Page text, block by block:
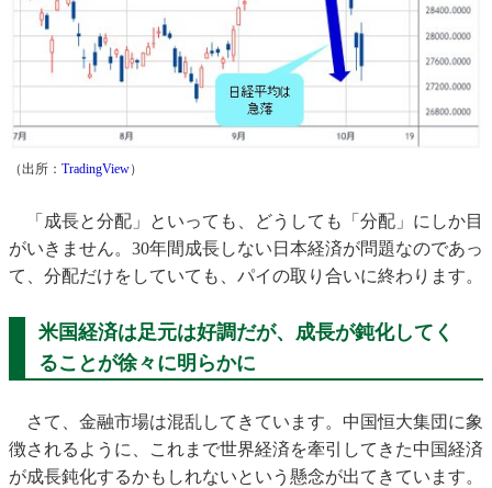
（出所： TradingView）
「成長と分配」といっても、どうしても「分配」にしか目
がいきません。30年間成長しない日本経済が問題なのであっ
て、分配だけをしていても、パイの取り合いに終わります。
米国経済は足元は好調だが、成長が鈍化してく
ることが徐々に明らかに
さて、金融市場は混乱してきています。中国恒大集団に象
徴されるように、これまで世界経済を牽引してきた中国経済
が成長鈍化するかもしれないという懸念が出てきています。